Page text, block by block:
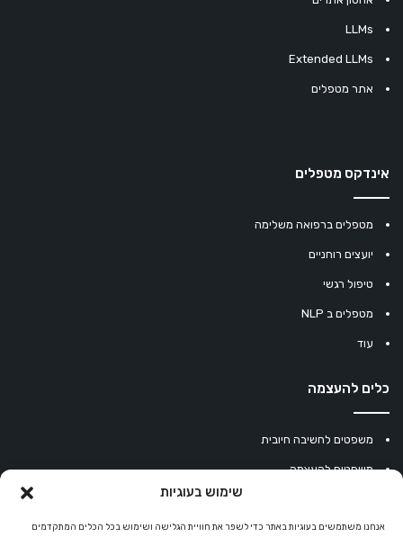
שימוש בעוגיות
אנחנו משתמשים בעוגיות באתר כדי לשפר את חוויית הגלישה ושימוש בכל הכלים המתקדמים
LLMs
Extended LLMs
אתר מטפלים
אינדקס מטפלים
מטפלים ברפואה משלימה
יועצים רוחניים
טיפול רגשי
מטפלים ב NLP
עוד
כלים להעצמה
משפטים לחשיבה חיובית
משפטים להעצמה
מחשבון נומרולוגיה